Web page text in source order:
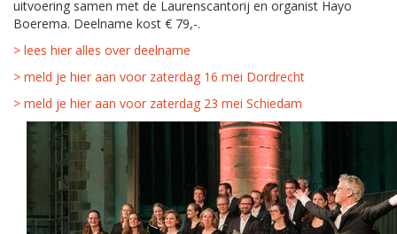
uitvoering samen met de Laurenscantorij en organist Hayo
Boerema. Deelname kost € 79,-.
> lees hier alles over deelname
> meld je hier aan voor zaterdag 16 mei Dordrecht
> meld je hier aan voor zaterdag 23 mei Schiedam